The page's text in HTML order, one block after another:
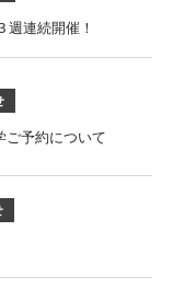
連続開催！
ご予約について